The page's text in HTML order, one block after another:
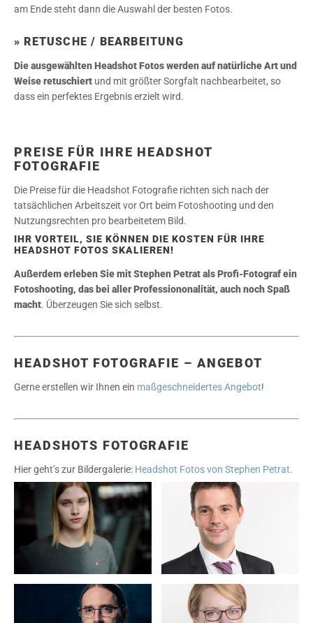
am Ende steht dann die Auswahl der besten Fotos.
» RETUSCHE / BEARBEITUNG
Die ausgewählten Headshot Fotos werden auf natürliche Art und
Weise retuschiert und mit größter Sorgfalt nachbearbeitet, so
dass ein perfektes Ergebnis erzielt wird.
PREISE FÜR IHRE HEADSHOT
FOTOGRAFIE
Die Preise für die Headshot Fotografie richten sich nach der
tatsächlichen Arbeitszeit vor Ort beim Fotoshooting und den
Nutzungsrechten pro bearbeitetem Bild.
IHR VORTEIL, SIE KÖNNEN DIE KOSTEN FÜR IHRE
HEADSHOT FOTOS SKALIEREN!
Außerdem erleben Sie mit Stephen Petrat als Profi-Fotograf ein
Fotoshooting, das bei aller Professiononalität, auch noch Spaß
macht. Überzeugen Sie sich selbst.
HEADSHOT FOTOGRAFIE – ANGEBOT
Gerne erstellen wir Ihnen ein maßgeschneidertes Angebot!
HEADSHOTS FOTOGRAFIE
Hier geht’s zur Bildergalerie: Headshot Fotos von Stephen Petrat.